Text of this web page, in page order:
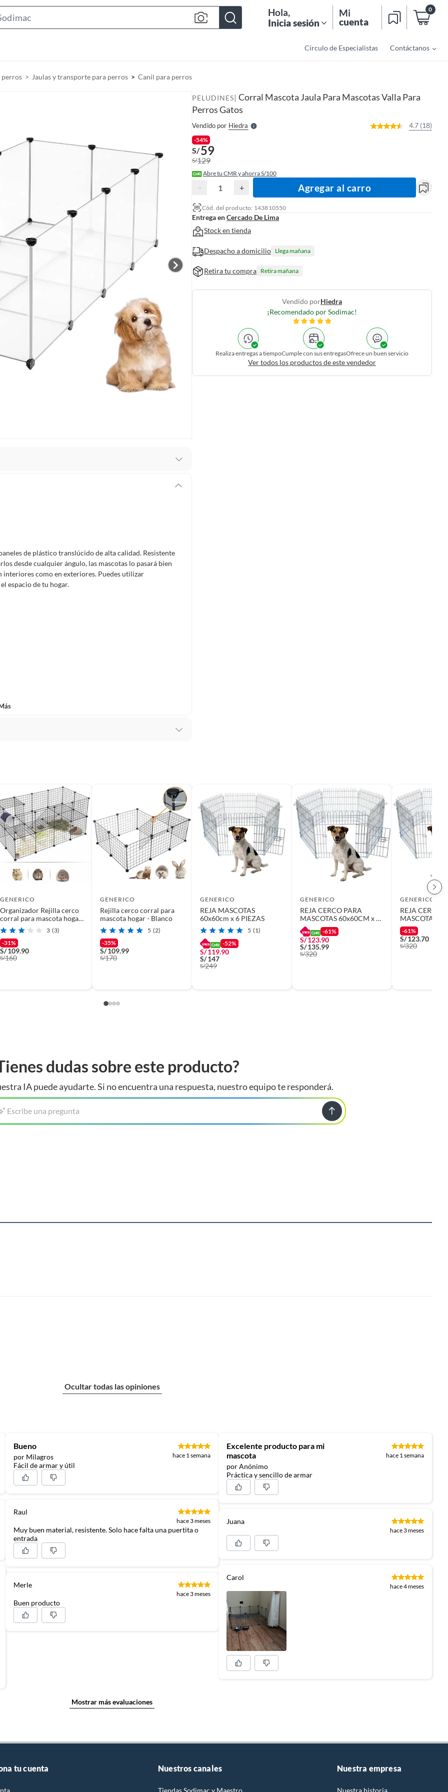
h
Hola,
Inicia sesión
Mi
cuenta
0
Círculo de Especialistas Contáctanos
perros Jaulas y transporte para perros Canil para perros
la naturaleza de los productos, no se pueden
y otros productos para asfalto.
sin uso y deberá contar con todos sus accesorios,
(sin rayas, piquetes, abolladuras, manchas,
de plástico translúcido de alta calidad. Resistente
desde cualquier ángulo, las mascotas lo pasará bien
interiores como en exteriores. Puedes utilizar
espacio de tu hogar.
tamaños
PELUDINES| Corral Mascota Jaula Para Mascotas Valla Para
Perros Gatos
Vendido por Hiedra S
e
r
4.7 (18)
-54%
S/59
S/129
Abre tu CMR y ahorra S/100
− + Agregar al carro
Cód. del producto: 143810550
Entrega enCercado De Lima
Stock en tienda
Despacho a domicilio Llega mañana
Retira tu compra Retira mañana
Vendido porHiedra
¡Recomendado por Sodimac!
Realiza entregas a tiempoCumple con sus entregasOfrece un buen servicio
Ver todos los productos de este vendedor
GENERICO
Organizador Rejilla cerco
corral para mascota hogar
- blanco
3 (3)
-31%
S/109.90
S/160
GENERICO
Rejilla cerco corral para
mascota hogar - Blanco
5 (2)
-35%
S/109.99
S/170
GENERICO
REJA MASCOTAS
60x60cm x 6 PIEZAS
5 (1)
-52%
S/119.90
S/147
S/249
GENERICO
REJA CERCO PARA
MASCOTAS 60x60CM x 6
PIEZAS
-61%
S/123.90
S/135.99
S/320
GENERICO
REJA CERCO
MASCOTAS
PIEZAS
-61%
S/123.70
S/320
dudas sobre este producto?
IA puede ayudarte. Si no encuentra una respuesta, nuestro equipo te responderá.
Escribe una pregunta
Ocultar todas las opiniones
Bueno
por Milagros hace 1 semana
Fácil de armar y útil
Raul
hace 3 meses
Muy buen material, resistente. Solo hace falta una puertita o
entrada
Merle
hace 3 meses
Buen producto
Excelente producto para mi
mascota
por Anónimo
hace 1 semana
Práctica y sencillo de armar
Juana
hace 3 meses
Carol
hace 4 meses
Mostrar más evaluaciones
tu cuenta Nuestros canales
Tiendas Sodimac y Maestro
Nuestra empresa
Nuestra historia